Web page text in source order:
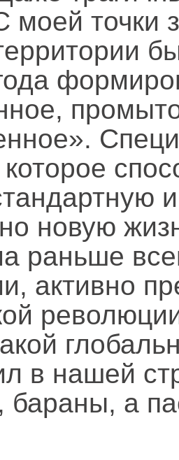
моей точки
новую
раньше
активно
в нашей
бараны, а